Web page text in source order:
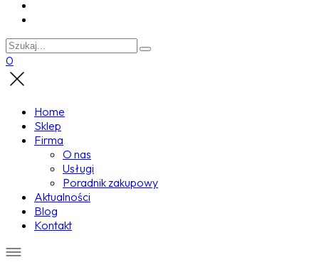
0
Home
Sklep
Firma
O nas
Usługi
Poradnik zakupowy
Aktualności
Blog
Kontakt